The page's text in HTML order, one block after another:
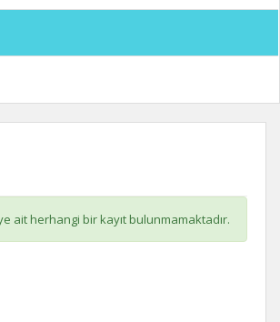
ait herhangi bir kayıt bulunmamaktadır.